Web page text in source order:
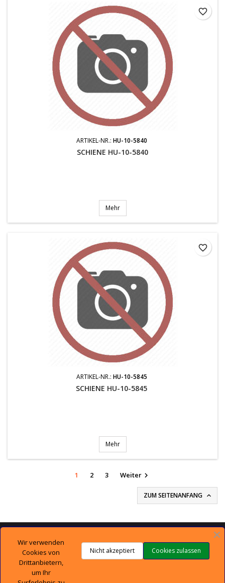
ARTIKEL-NR.: HU-10-5840
SCHIENE HU-10-5840
Mehr
favorite_border
ARTIKEL-NR.: HU-10-5845
SCHIENE HU-10-5845
Mehr
favorite_border
1 2 3 Weiter
ZUM SEITENANFANG 
TECHNISCHER SUPPORT 
UNTERNEHMEN 
Wir verwenden
Cookies von
Drittanbietern,
um Ihr
Cookies zulassen
Nicht akzeptiert